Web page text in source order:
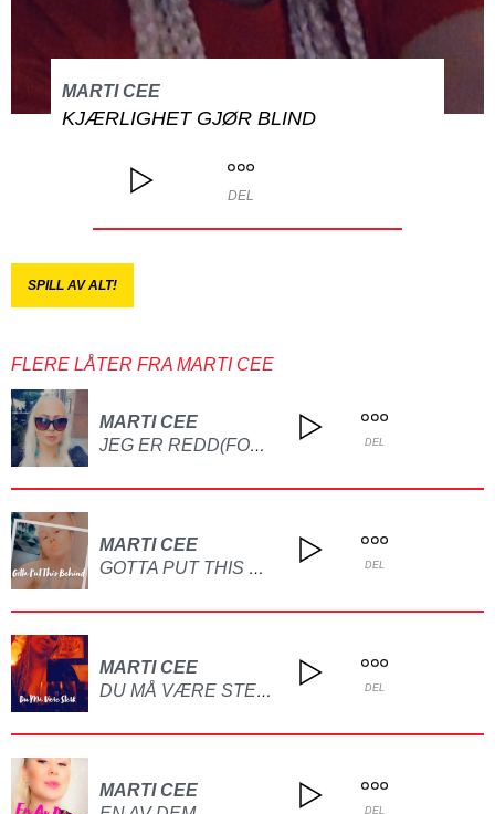
MARTI CEE
KJÆRLIGHET GJØR BLIND
DEL
SPILL AV ALT!
FLERE LÅTER FRA MARTI CEE
MARTI CEE
JEG ER REDD(FOR Å BINDE MEG) DEL
MARTI CEE
GOTTA PUT THIS BEHIND DEL
MARTI CEE
DU MÅ VÆRE STERK DEL
MARTI CEE
DEL